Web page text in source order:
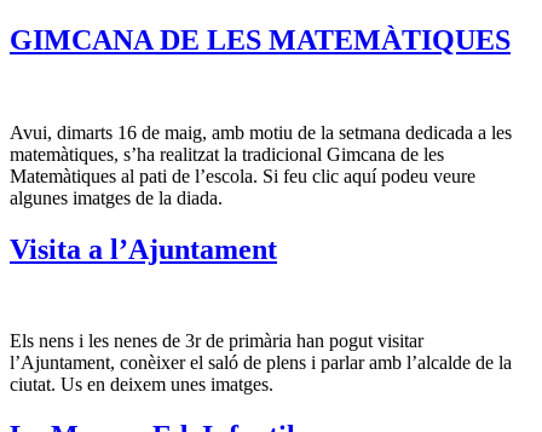
GIMCANA DE LES MATEMÀTIQUES
Avui, dimarts 16 de maig, amb motiu de la setmana dedicada a les
matemàtiques, s’ha realitzat la tradicional Gimcana de les
Matemàtiques al pati de l’escola. Si feu clic aquí podeu veure
algunes imatges de la diada.
Visita a l’Ajuntament
Els nens i les nenes de 3r de primària han pogut visitar
l’Ajuntament, conèixer el saló de plens i parlar amb l’alcalde de la
ciutat. Us en deixem unes imatges.